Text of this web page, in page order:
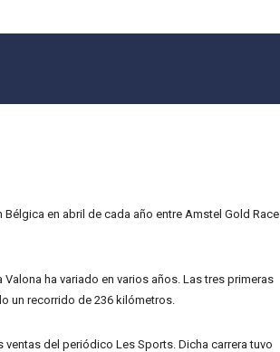
en abril de cada año entre Amstel Gold Race
ha variado en varios años. Las tres primeras
un recorrido de 236 kilómetros.
del periódico Les Sports. Dicha carrera tuvo